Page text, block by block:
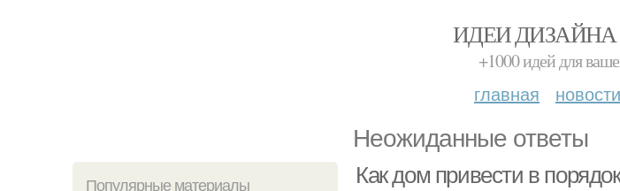
ИДЕИ ДИЗАЙНА
+1000 идей для
главная новости
Неожиданные ответы
Популярные материалы Как дом привести в